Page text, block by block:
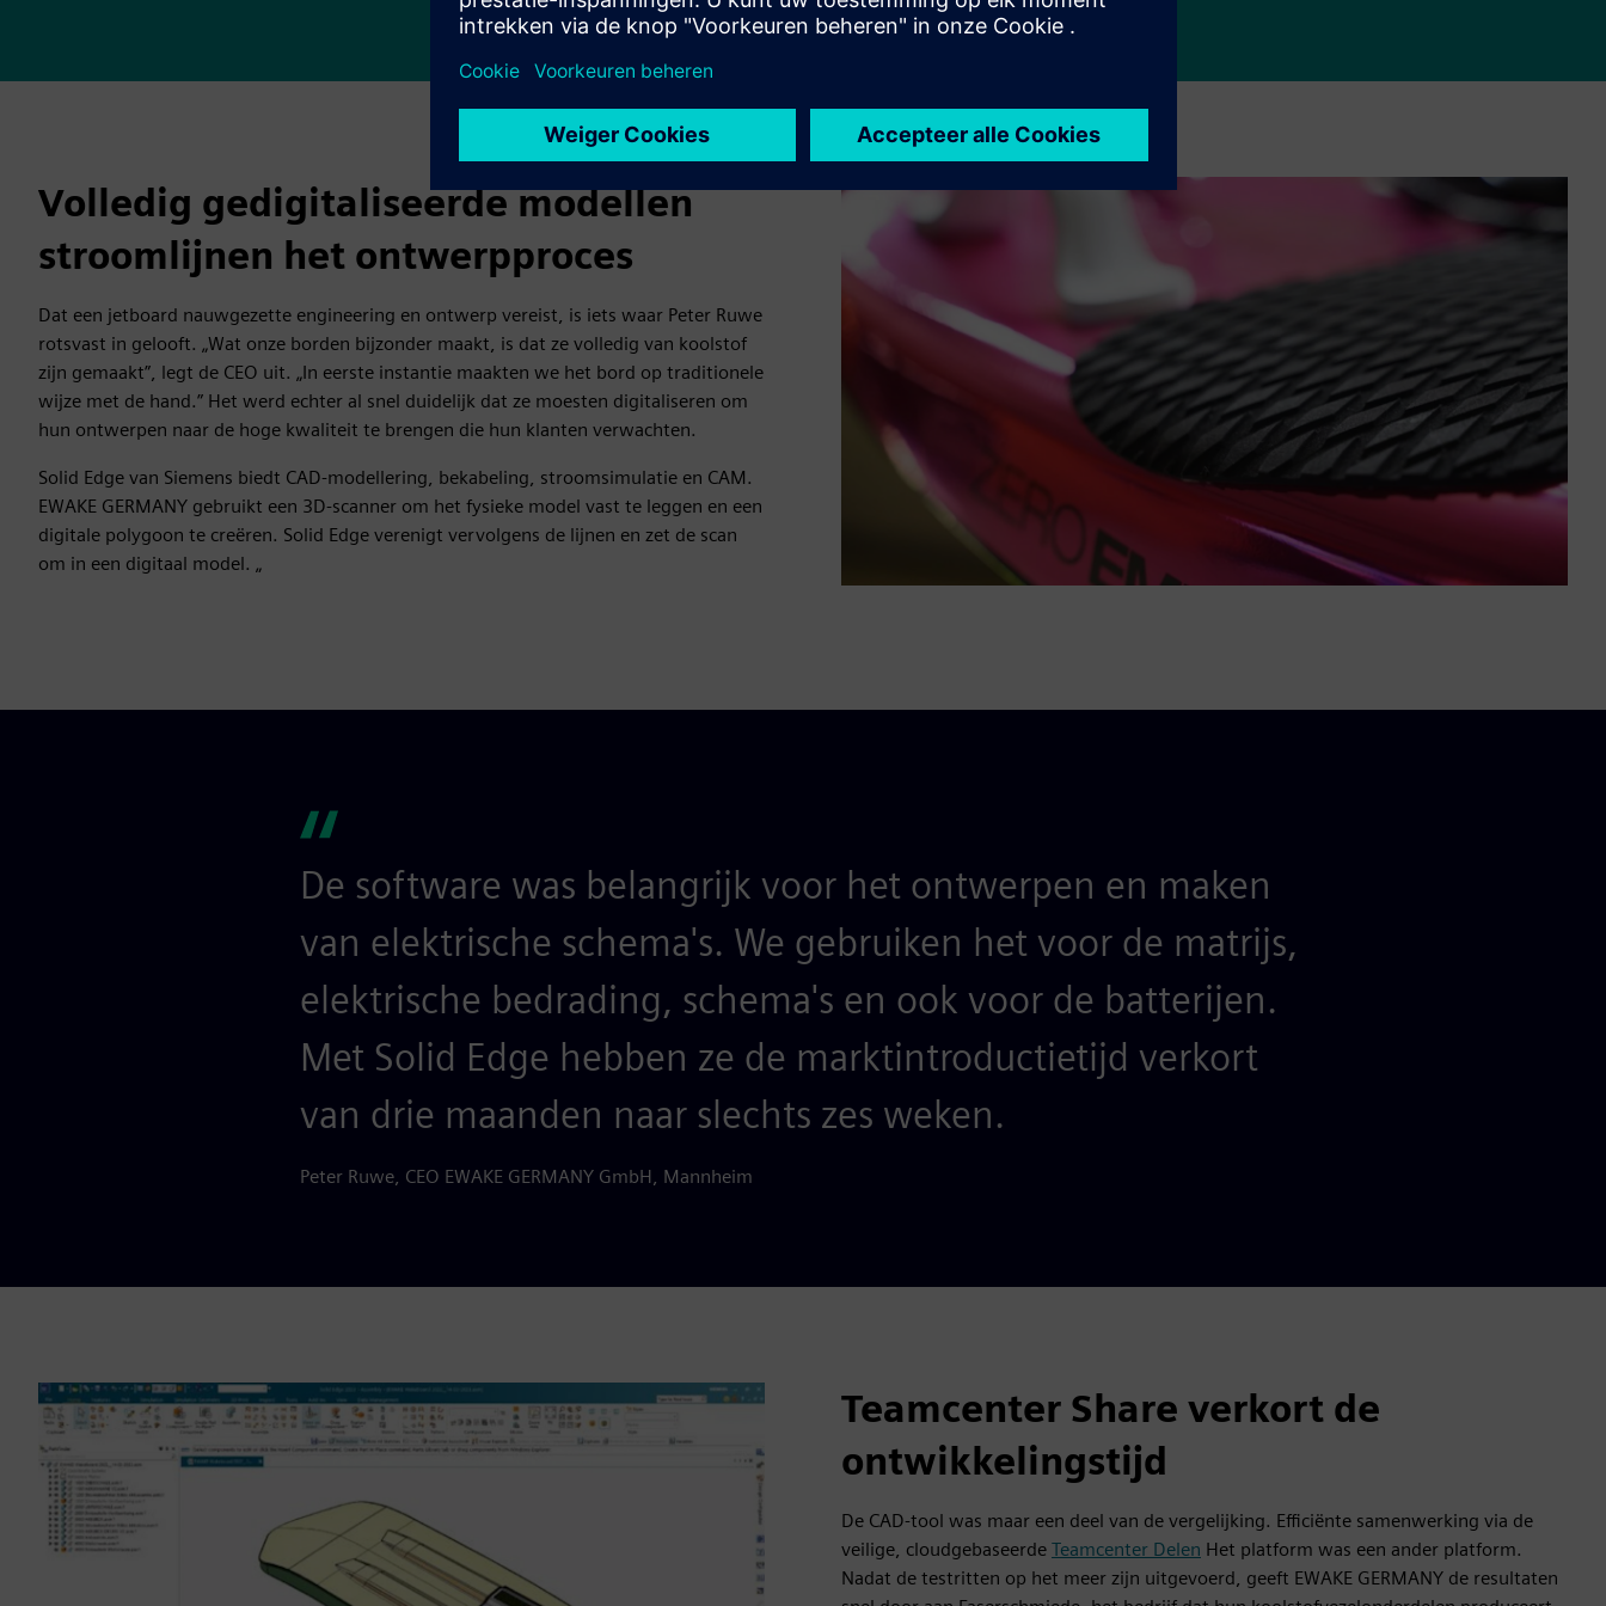
Volledig gedigitaliseerde modellen
stroomlijnen het ontwerpproces
Dat een jetboard nauwgezette engineering en ontwerp vereist, is iets waar Peter Ruwe
rotsvast in gelooft. „Wat onze borden bijzonder maakt, is dat ze volledig van koolstof
zijn gemaakt”, legt de CEO uit. „In eerste instantie maakten we het bord op traditionele
wijze met de hand.” Het werd echter al snel duidelijk dat ze moesten digitaliseren om
hun ontwerpen naar de hoge kwaliteit te brengen die hun klanten verwachten.
Solid Edge van Siemens biedt CAD-modellering, bekabeling, stroomsimulatie en CAM.
EWAKE GERMANY gebruikt een 3D-scanner om het fysieke model vast te leggen en een
digitale polygoon te creëren. Solid Edge verenigt vervolgens de lijnen en zet de scan
om in een digitaal model. „
De software was belangrijk voor het ontwerpen en maken
van elektrische schema's. We gebruiken het voor de matrijs,
elektrische bedrading, schema's en ook voor de batterijen.
Met Solid Edge hebben ze de marktintroductietijd verkort
van drie maanden naar slechts zes weken.
Peter Ruwe, CEO EWAKE GERMANY GmbH, Mannheim
Teamcenter Share verkort de
ontwikkelingstijd
De CAD-tool was maar een deel van de vergelijking. Efficiënte samenwerking via de
veilige, cloudgebaseerde Teamcenter Delen Het platform was een ander platform.
Nadat de testritten op het meer zijn uitgevoerd, geeft EWAKE GERMANY de resultaten